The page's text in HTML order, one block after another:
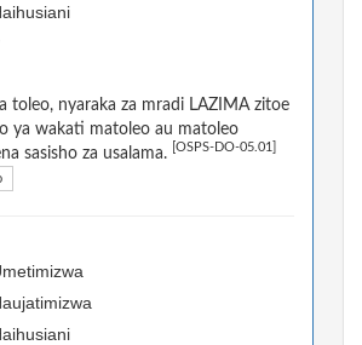
toleo, nyaraka za mradi LAZIMA zitoe
ya wakati matoleo au matoleo
sasisho za usalama.
[OSPS-DO-05.01]